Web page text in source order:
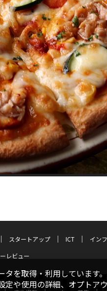
スタートアップ ICT
イン
レビュー
タを取得・利用しています
定や使用の詳細、オプトア